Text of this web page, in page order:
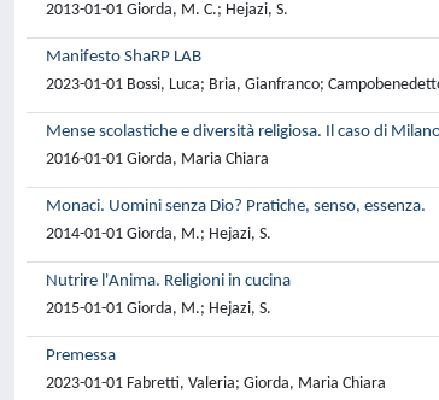
2013-01-01 Giorda, M. C.; Hejazi, S.
Manifesto ShaRP LAB
2023-01-01 Bossi, Luca; Bria, Gianfranco;
Mense scolastiche e diversità religiosa. Il caso di
2016-01-01 Giorda, Maria Chiara
Monaci. Uomini senza Dio? Pratiche, senso, essenza.
2014-01-01 Giorda, M.; Hejazi, S.
Nutrire l'Anima. Religioni in cucina
2015-01-01 Giorda, M.; Hejazi, S.
Premessa
2023-01-01 Fabretti, Valeria; Giorda, Maria Chiara